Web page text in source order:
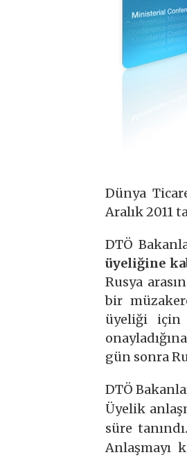
Dünya
Aralık 2011
DTÖ
üyeliğine
Rusya
bir
üyeliği için
gün sonra
DTÖ
Üyelik
süre
Anlaşmayı